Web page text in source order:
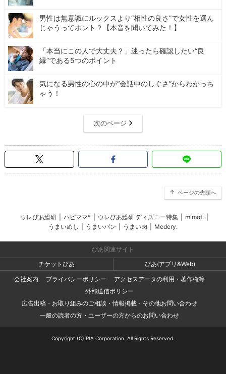
男性は無意識にルックスより“相性の良さ”で女性を選ん
じゃうってホント？【本音を聞いてみた！】
「本当にこの人で大丈夫？」迷ったら確認したい“良
縁”である5つのポイント
気になる男性の心の中が“会話中のしぐさ”からわかっち
ゃう！
次のページ
ページの先頭へ
ウレぴあ総研 ハピママ* ウレぴあ総研 ディズニー特集 mimot.
うまいめし
うまいパン うまい肉 Medery.
ぴあ関連サイト
チケットぴあ
ぴあ(アプリ&Web)
会社案内
プライバシーポリシー
アクセスデータの利用・著作権等
外部送信ポリシー
広告出稿・お取り組みのご相談・情報掲載・その他お問い合わせ
一般の読者の方・ユーザーの方からのお問い合わせ
Copyright (C) PIA Corporation. All Rights Reserved.